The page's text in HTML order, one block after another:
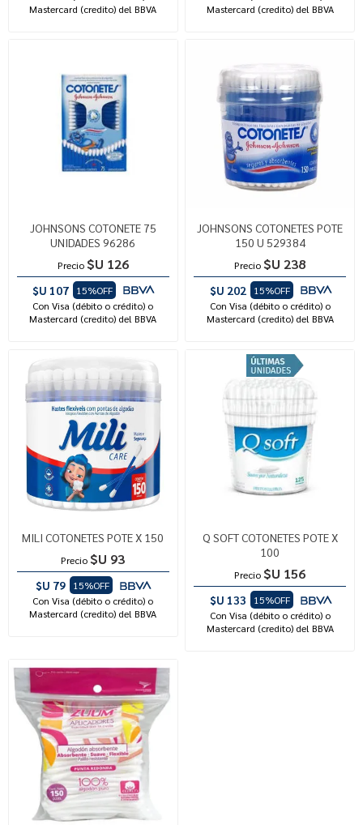
Mastercard (credito) del BBVA
Mastercard (credito) del BBVA
JOHNSONS COTONETE 75
UNIDADES 96286
Precio $U 126
$U 107
15%OFF
Con Visa (débito o crédito) o
Mastercard (credito) del BBVA
JOHNSONS COTONETES POTE
150 U 529384
Precio $U 238
$U 202
15%OFF
Con Visa (débito o crédito) o
Mastercard (credito) del BBVA
MILI COTONETES POTE X 150
Precio $U 93
$U 79
15%OFF
Con Visa (débito o crédito) o
Mastercard (credito) del BBVA
Q SOFT COTONETES POTE X
100
Precio $U 156
$U 133
15%OFF
Con Visa (débito o crédito) o
Mastercard (credito) del BBVA